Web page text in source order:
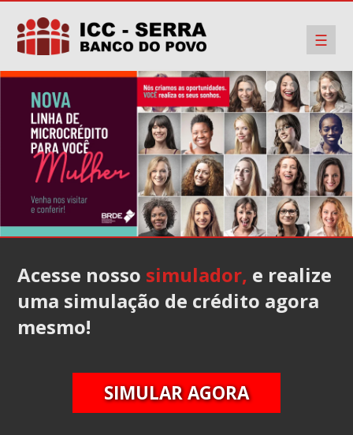
☰
Acesse nosso simulador, e realize
uma simulação de crédito agora
mesmo!
SIMULAR AGORA